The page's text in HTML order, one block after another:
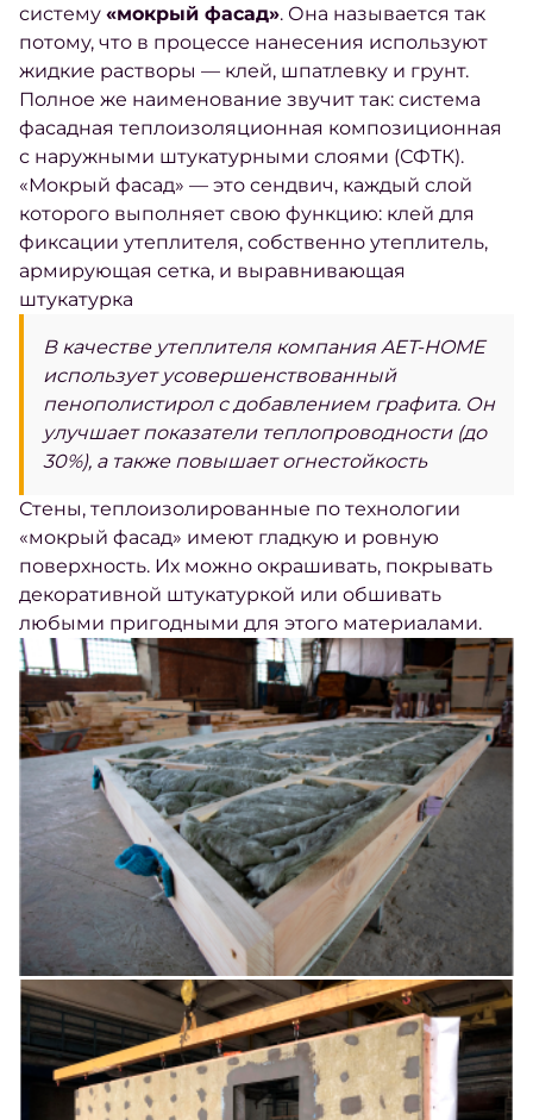
систему «мокрый фасад». Она называется так
потому, что в процессе нанесения используют
жидкие растворы — клей, шпатлевку и грунт.
Полное же наименование звучит так: система
фасадная теплоизоляционная композиционная
с наружными штукатурными слоями (СФТК).
«Мокрый фасад» — это сендвич, каждый слой
которого выполняет свою функцию: клей для
фиксации утеплителя, собственно утеплитель,
армирующая сетка, и выравнивающая
штукатурка
В качестве утеплителя компания AET-HOME
использует усовершенствованный
пенополистирол с добавлением графита. Он
улучшает показатели теплопроводности (до
30%), а также повышает огнестойкость
Стены, теплоизолированные по технологии
«мокрый фасад» имеют гладкую и ровную
поверхность. Их можно окрашивать, покрывать
декоративной штукатуркой или обшивать
любыми пригодными для этого материалами.